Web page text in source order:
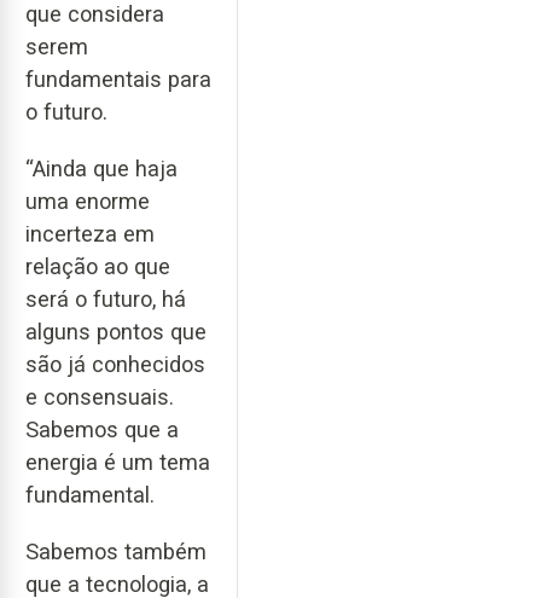
que considera
serem
fundamentais para
o futuro.
“Ainda que haja
uma enorme
incerteza em
relação ao que
será o futuro, há
alguns pontos que
são já conhecidos
e consensuais.
Sabemos que a
energia é um tema
fundamental.
Sabemos também
que a tecnologia, a